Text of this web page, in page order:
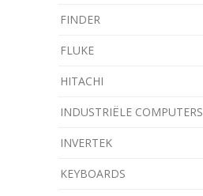
FINDER
FLUKE
HITACHI
INDUSTRIËLE COMPUTERS
INVERTEK
KEYBOARDS